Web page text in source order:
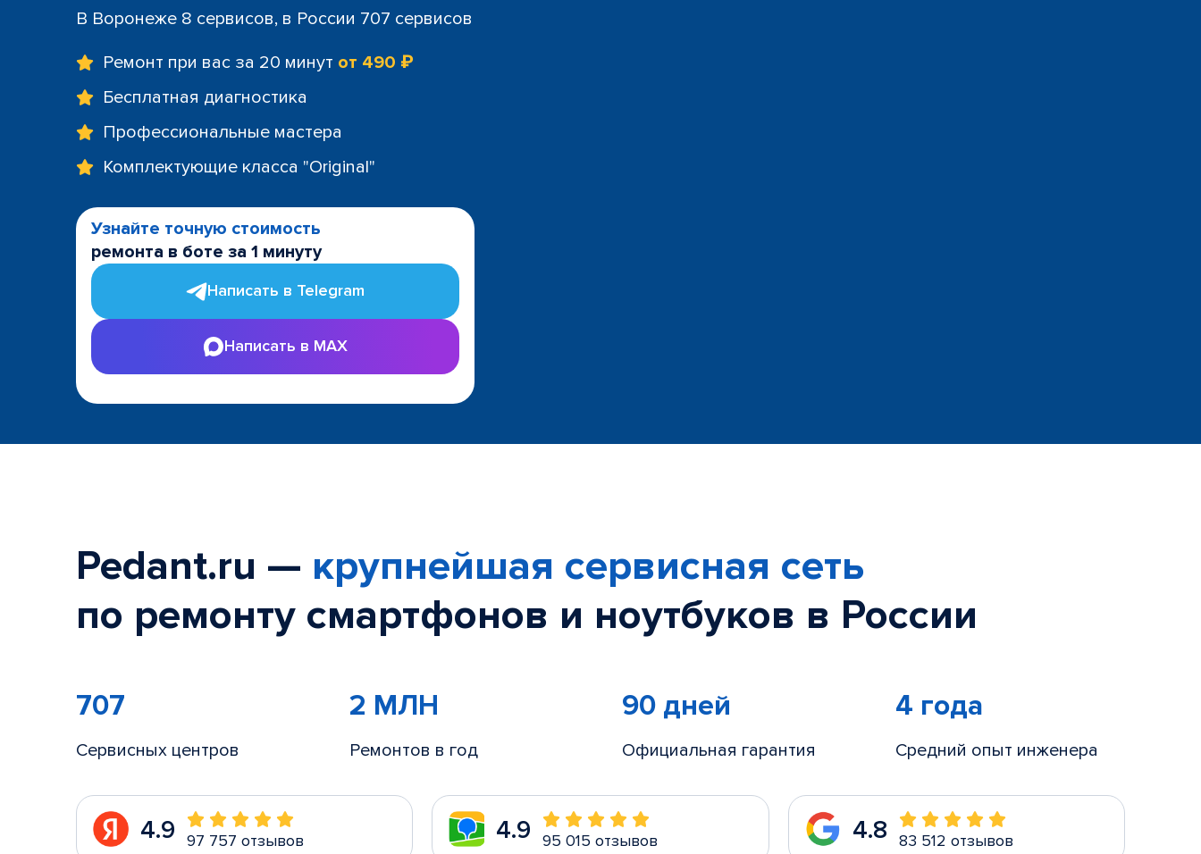
В Воронеже 8 сервисов, в России 707 сервисов
Ремонт при вас за 20 минут от 490 ₽
Бесплатная диагностика
Профессиональные мастера
Комплектующие класса "Original"
Узнайте точную стоимость
ремонта в боте за 1 минуту
Написать в Telegram
Написать в MAX
Pedant.ru — крупнейшая сервисная сеть
по ремонту смартфонов и ноутбуков в России
707
Сервисных центров
2 МЛН
Ремонтов в год
90 дней
Официальная гарантия
4 года
Средний опыт инженера
4.9 97 757 отзывов 4.9 95 015 отзывов 4.8 83 512 отзывов